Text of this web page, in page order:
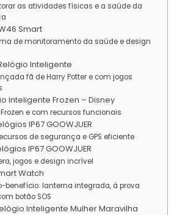
as atividades físicas e a saúde da
Smart
de monitoramento da saúde e design
Inteligente
fã de Harry Potter e com jogos
Inteligente Frozen – Disney
e com recursos funcionais
IP67 GOOWJUER
de segurança e GPS eficiente
IP67 GOOWJUER
jogos e design incrível
Watch
benefício: lanterna integrada, à prova
botão SOS
Inteligente Mulher Maravilha